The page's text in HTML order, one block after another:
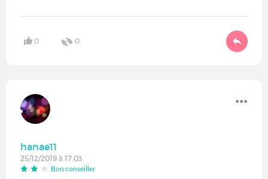
0 0
hanae11
25/12/2019 à 17:03
Bon conseiller